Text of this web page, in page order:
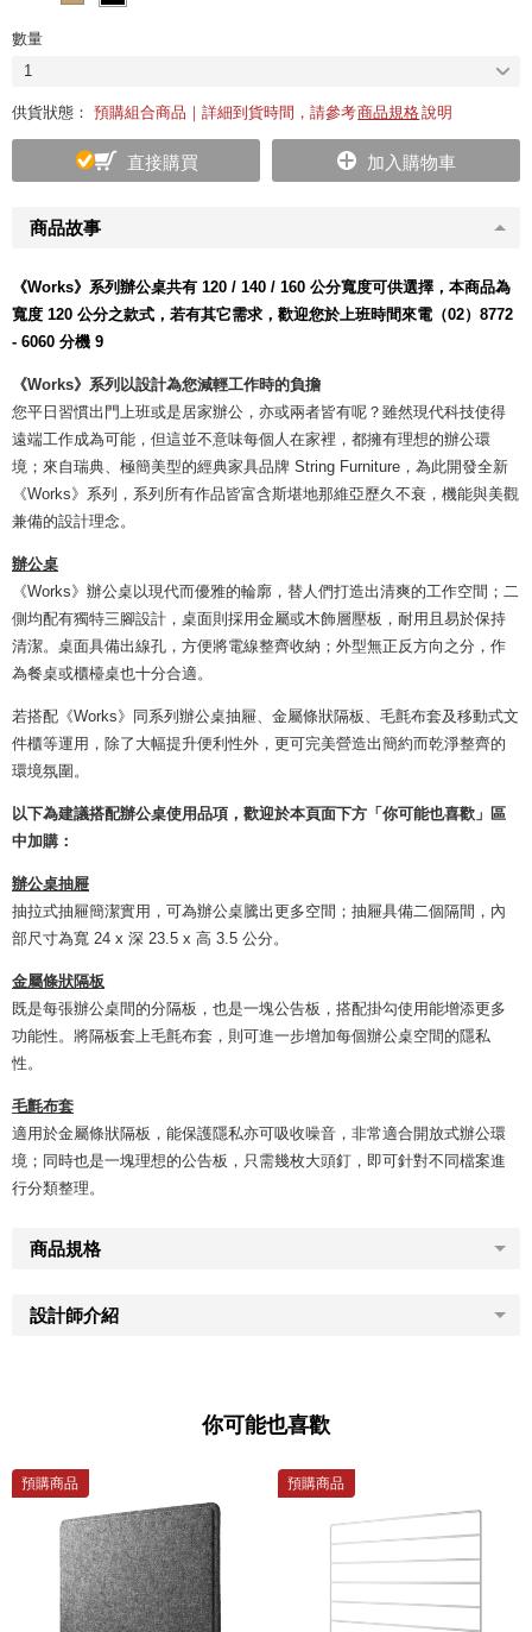
商品故事
《Works》系列辦公桌共有 120 / 140 / 160 公分寬度可供選擇，本商品為
寬度 120 公分之款式，若有其它需求，歡迎您於上班時間來電（02）8772
- 6060 分機 9
《Works》系列以設計為您減輕工作時的負擔
您平日習慣出門上班或是居家辦公，亦或兩者皆有呢？雖然現代科技使得
遠端工作成為可能，但這並不意味每個人在家裡，都擁有理想的辦公環
境；來自瑞典、極簡美型的經典家具品牌 String Furniture，為此開發全新
《Works》系列，系列所有作品皆富含斯堪地那維亞歷久不衰，機能與美觀
兼備的設計理念。
辦公桌
《Works》辦公桌以現代而優雅的輪廓，替人們打造出清爽的工作空間；二
側均配有獨特三腳設計，桌面則採用金屬或木飾層壓板，耐用且易於保持
清潔。桌面具備出線孔，方便將電線整齊收納；外型無正反方向之分，作
為餐桌或櫃檯桌也十分合適。
若搭配《Works》同系列辦公桌抽屜、金屬條狀隔板、毛氈布套及移動式文
件櫃等運用，除了大幅提升便利性外，更可完美營造出簡約而乾淨整齊的
環境氛圍。
以下為建議搭配辦公桌使用品項，歡迎於本頁面下方「你可能也喜歡」區
中加購：
辦公桌抽屜
抽拉式抽屜簡潔實用，可為辦公桌騰出更多空間；抽屜具備二個隔間，內
部尺寸為寬 24 x 深 23.5 x 高 3.5 公分。
金屬條狀隔板
既是每張辦公桌間的分隔板，也是一塊公告板，搭配掛勾使用能增添更多
功能性。將隔板套上毛氈布套，則可進一步增加每個辦公桌空間的隱私
性。
毛氈布套
適用於金屬條狀隔板，能保護隱私亦可吸收噪音，非常適合開放式辦公環
境；同時也是一塊理想的公告板，只需幾枚大頭釘，即可針對不同檔案進
行分類整理。
商品規格
設計師介紹
數量
1
供貨狀態： 預購組合商品｜詳細到貨時間，請參考商品規格說明
直接購買 加入購物車
你可能也喜歡
預購商品 預購商品